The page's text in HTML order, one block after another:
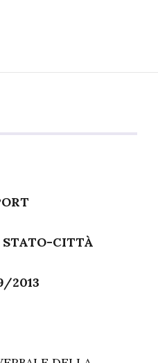
STATO-CITTÀ
2013